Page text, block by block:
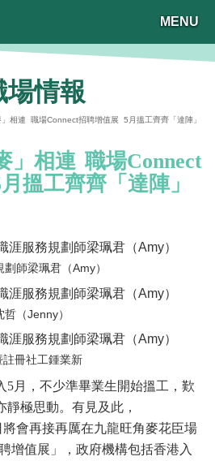
MENU
場情報
相連 職場Connect招聘增值展 5月搵工齊齊「達陣」
」相連 職場Connect
搵工齊齊「達陣」
師梁珮君（Amy）
（Jenny）
冊社工鍾業新
5月，不少準畢業生開始搵工，歎
極思動。有見及此，
將會再接再厲在九龍旺角麥花臣場
增值展」，政府機構包括香港入